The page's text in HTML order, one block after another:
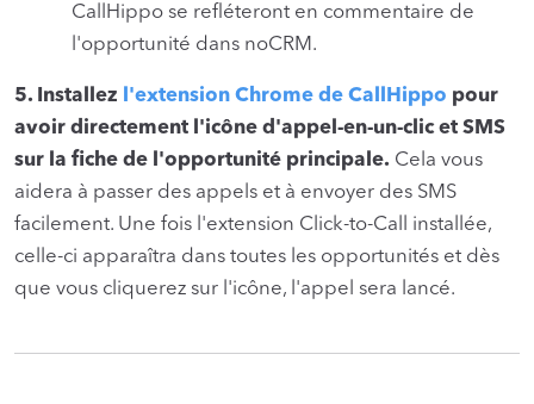
CallHippo se refléteront en commentaire de
l'opportunité dans noCRM.
5. Installez l'extension Chrome de CallHippo pour
avoir directement l'icône d'appel-en-un-clic et SMS
sur la fiche de l'opportunité principale. Cela vous
aidera à passer des appels et à envoyer des SMS
facilement. Une fois l'extension Click-to-Call installée,
celle-ci apparaîtra dans toutes les opportunités et dès
que vous cliquerez sur l'icône, l'appel sera lancé.